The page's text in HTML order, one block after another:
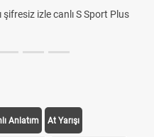
canlı S Sport Plus
Anlatım At Yarışı